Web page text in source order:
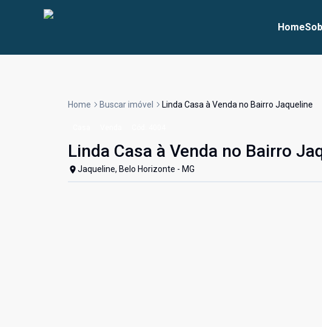
Home
Home Buscar imóvel Linda Casa à Venda no Bairro Jaqueline
Linda Casa à Venda no Bairro
Jaqueline, Belo Horizonte - MG